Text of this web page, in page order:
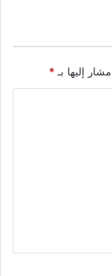
إليها بـ *